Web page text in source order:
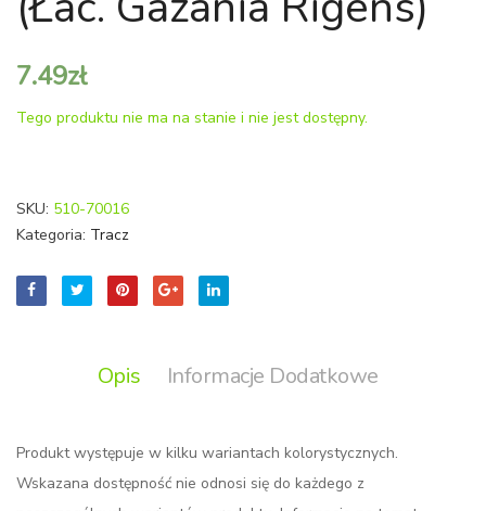
Mandewila
7.49zł
Tego produktu nie ma na stanie i nie jest dostępny.
SKU: 510-70016
Kategoria: Tracz
Opis Informacje Dodatkowe
Produkt występuje w kilku wariantach kolorystycznych.
Wskazana dostępność nie odnosi się do każdego z